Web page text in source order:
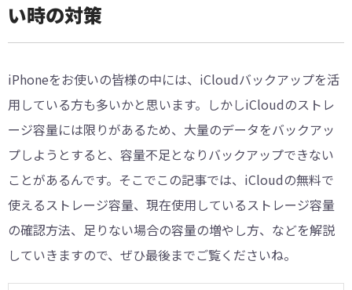
い時の対策
iPhoneをお使いの皆様の中には、iCloudバックアップを活
用している方も多いかと思います。しかしiCloudのストレ
ージ容量には限りがあるため、大量のデータをバックアッ
プしようとすると、容量不足となりバックアップできない
ことがあるんです。そこでこの記事では、iCloudの無料で
使えるストレージ容量、現在使用しているストレージ容量
の確認方法、足りない場合の容量の増やし方、などを解説
していきますので、ぜひ最後までご覧くださいね。